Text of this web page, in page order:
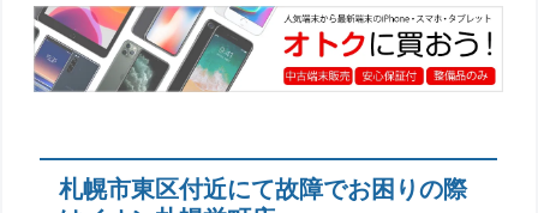
札幌市東区付近にて故障でお困りの際